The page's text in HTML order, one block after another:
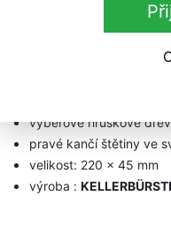
kartáč na vlasy s
výběrové hruškové
pravé kančí štětiny ve
velikost: 220 x 45 mm
výroba :